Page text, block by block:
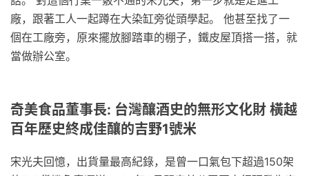
廠，跟著工人一起蹲在大染缸旁從頭學起。 他甚至找了一
個在工廠旁，原來擺放腳踏車的棚子，鐵皮屋頂搭一搭，就
當做辦公室。
奇美食品董事長: 台灣釀酒史的無形文化財 橫越
百年歷史終成佳釀的吉野1號米
宋光夫回憶，出貨量最高紀錄，是曾一口氣包下超過150架